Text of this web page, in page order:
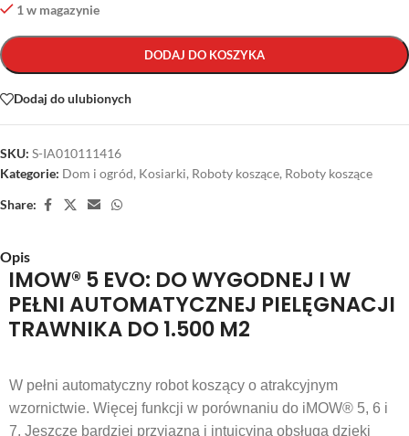
1 w magazynie
DODAJ DO KOSZYKA
Dodaj do ulubionych
SKU: S-IA010111416
Kategorie: Dom i ogród, Kosiarki, Roboty koszące, Roboty koszące
Share:
Opis
IMOW® 5 EVO: DO WYGODNEJ I W
PEŁNI AUTOMATYCZNEJ PIELĘGNACJI
TRAWNIKA DO 1.500 M2
W pełni automatyczny robot koszący o atrakcyjnym
wzornictwie. Więcej funkcji w porównaniu do iMOW® 5, 6 i
7. Jeszcze bardziej przyjazna i intuicyjna obsługa dzięki